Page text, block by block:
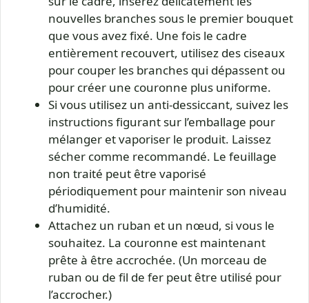
nouvelles branches sous le premier bouquet
que vous avez fixé. Une fois le cadre
entièrement recouvert, utilisez des ciseaux
pour couper les branches qui dépassent ou
pour créer une couronne plus uniforme.
Si vous utilisez un anti-dessiccant, suivez les
instructions figurant sur l’emballage pour
mélanger et vaporiser le produit. Laissez
sécher comme recommandé. Le feuillage
non traité peut être vaporisé
périodiquement pour maintenir son niveau
d’humidité.
Attachez un ruban et un nœud, si vous le
souhaitez. La couronne est maintenant
prête à être accrochée. (Un morceau de
ruban ou de fil de fer peut être utilisé pour
l’accrocher.)